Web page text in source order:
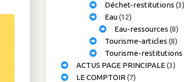
Déchet-restitutions (3)
Eau(12)
Eau-ressources (8)
Tourisme-articles (8)
Tourisme-restitutions
ACTUS PAGE PRINCIPALE(3)
LE COMPTOIR (7)